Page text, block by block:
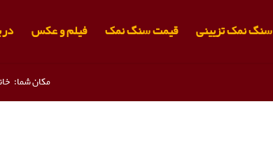
سنگ نمک تزیینی قیمت سنگ نمک فیلم و عکس
مکان شما: